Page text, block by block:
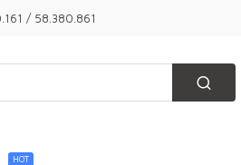
/ 58.380.861
HOT